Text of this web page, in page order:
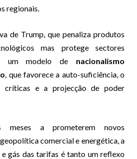
regionais.
de Trump, que penaliza produtos
mas protege sectores
um modelo de nacionalismo
, que favorece a auto-suficiência, o
críticas e a projecção de poder
meses a prometerem novos
comercial e energética, a
gás das tarifas é tanto um reflexo